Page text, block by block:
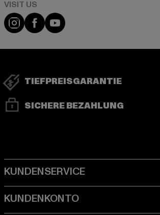
Visit our Instagram page:
Visit our Facebook page:
Visit our YouTube channel:
TIEFPREISGARANTIE
SICHERE BEZAHLUNG